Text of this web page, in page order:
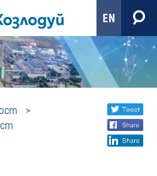
EN
Култура
Share
social